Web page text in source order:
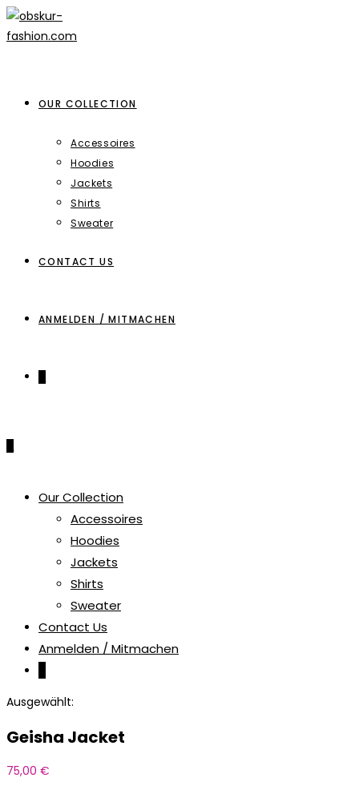
Zum
Inhalt
OUR COLLECTION
Accessoires
Hoodies
Jackets
Shirts
Sweater
CONTACT US
ANMELDEN / MITMACHEN
Our Collection
Accessoires
Hoodies
Jackets
Shirts
Sweater
Contact Us
Anmelden / Mitmachen
Ausgewählt:
Geisha Jacket
75,00 €